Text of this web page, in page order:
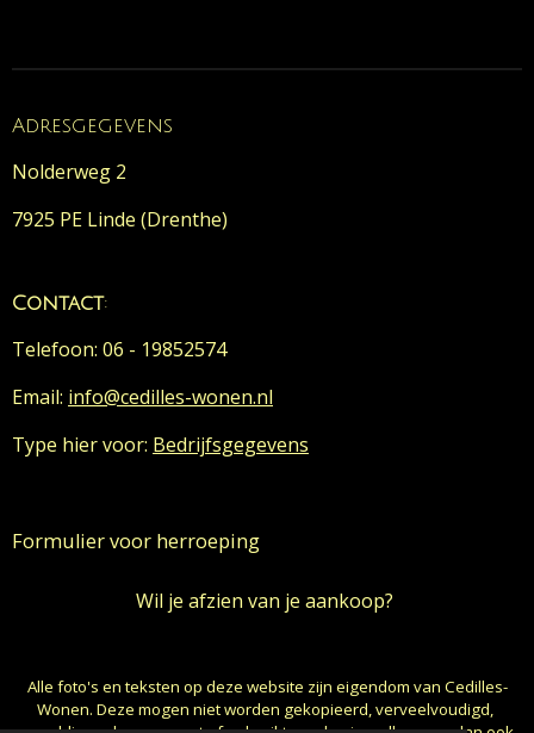
Adresgegevens
Nolderweg 2
7925 PE Linde (Drenthe)
Contact:
Telefoon: 06 - 19852574
Email: info@cedilles-wonen.nl
Type hier voor: Bedrijfsgegevens
Formulier voor herroeping
Wil je afzien van je aankoop?
Alle foto's en teksten op deze website zijn eigendom van Cedilles-
Wonen. Deze mogen niet worden gekopieerd, verveelvoudigd,